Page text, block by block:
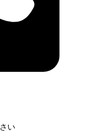
い